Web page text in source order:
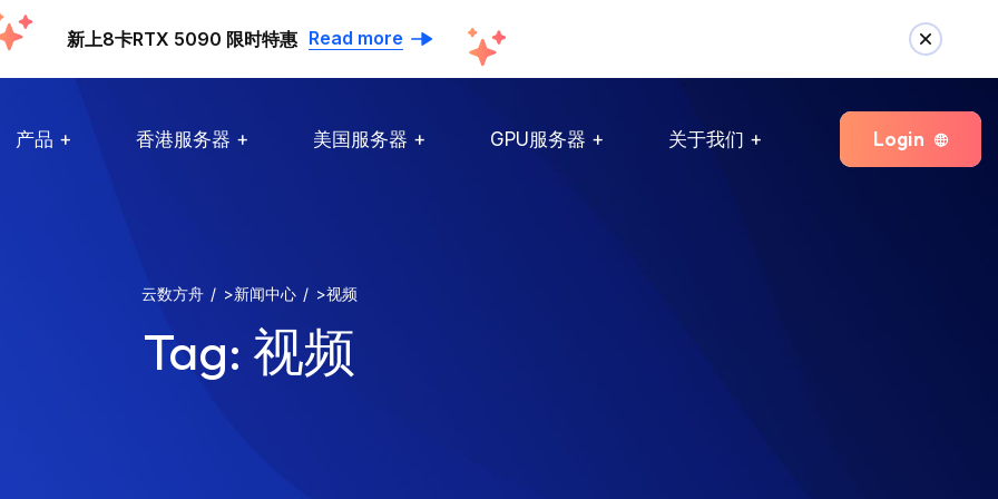
新上8卡RTX 5090 限时特惠 Read more
产品 香港服务器 美国服务器 GPU服务器 关于我们 Login
云数方舟 >新闻中心 >视频
Tag: 视频